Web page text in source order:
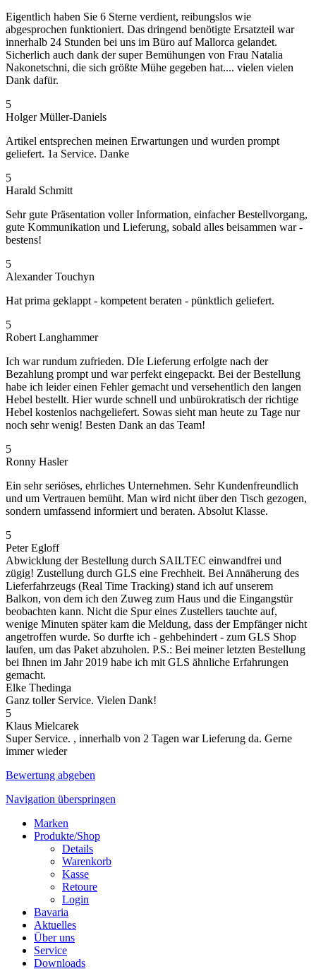
Eigentlich haben Sie 6 Sterne verdient, reibungslos wie
abgesprochen funktioniert. Das dringend benötigte Ersatzteil war
innerhalb 24 Stunden bei uns im Büro auf Mallorca gelandet.
Sicherlich auch dank der super Bemühungen von Frau Natalia
Nakonetschni, die sich größte Mühe gegeben hat.... vielen vielen
Dank dafür.
5
Holger Müller-Daniels
Artikel entsprechen meinen Erwartungen und wurden prompt
geliefert. 1a Service. Danke
5
Harald Schmitt
Sehr gute Präsentation voller Information, einfacher Bestellvorgang,
gute Kommunikation und Lieferung, sobald alles beisammen war -
bestens!
5
Alexander Touchyn
Hat prima geklappt - kompetent beraten - pünktlich geliefert.
5
Robert Langhammer
Ich war rundum zufrieden. DIe Lieferung erfolgte nach der
Bezahlung prompt und war perfekt eingepackt. Bei der Bestellung
habe ich leider einen Fehler gemacht und versehentlich den langen
Hebel bestellt. Hier wurde schnell und unbürokratisch der richtige
Hebel kostenlos nachgeliefert. Sowas sieht man heute zu Tage nur
noch sehr wenig! Besten Dank an das Team!
5
Ronny Hasler
Ein sehr seriöses, ehrliches Unternehmen. Sehr Kundenfreundlich
und um Vertrauen bemüht. Man wird nicht über den Tisch gezogen,
sondern umfassend informiert und beraten. Absolut Klasse.
5
Peter Egloff
Abwicklung der Bestellung durch SAILTEC einwandfrei und
zügig! Zustellung durch GLS eine Frechheit. Bei Annäherung des
Lieferfahrzeugs (Real Time Tracking) stand ich auf unserem
Balkon, von dem ich den Zuweg zum Haus und die Eingangstür
beobachten kann. Nicht die Spur eines Zustellers tauchte auf,
wenige Minuten später kam die Meldung, dass der Empfänger nicht
angetroffen wurde. So durfte ich - gehbehindert - zum GLS Shop
laufen, um das Paket abzuholen. P.S.: Bei meiner letzten Bestellung
bei Ihnen im Jahr 2019 habe ich mit GLS ähnliche Erfahrungen
gemacht.
Elke Thedinga
Ganz toller Service. Vielen Dank!
5
Klaus Mielcarek
Super Service. , innerhalb von 2 Tagen war Lieferung da. Gerne
immer wieder
Bewertung abgeben
Navigation überspringen
Marken
Produkte/Shop
Details
Warenkorb
Kasse
Retoure
Login
Bavaria
Aktuelles
Über uns
Service
Downloads